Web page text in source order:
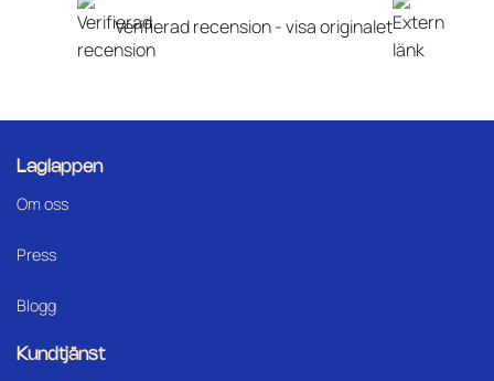
Verifierad recension -visa originalet
Laglappen
Om oss
Press
Blogg
Kundtjänst